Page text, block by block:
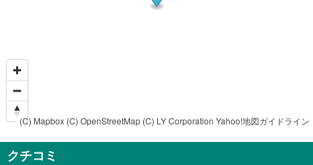
(C) Mapbox (C) OpenStreetMap (C) LY Corporation Yahoo!地図ガイドライン
クチコミ